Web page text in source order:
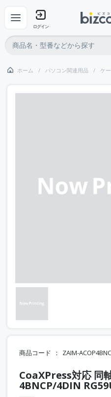
ログイン
ホーム パソコン関連用品 ケ
商品コード ZAIM-
CoaXPress対応 同
4BNCP/4DIN